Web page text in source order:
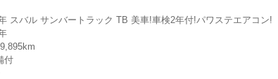
スバル サンバートラック TB 美車!車検2年付!パワステエアコン!
付